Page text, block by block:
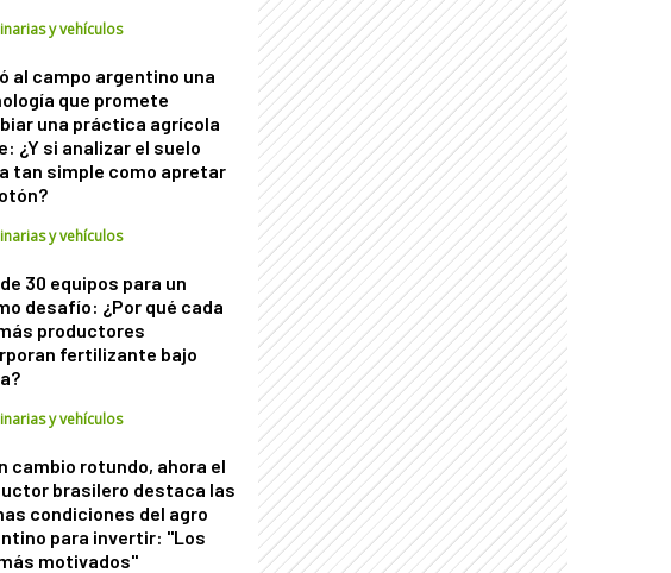
y vehículos
al campo argentino una
que promete
una práctica agrícola
¿Y si analizar el suelo
tan simple como apretar
y vehículos
30 equipos para un
desafío: ¿Por qué cada
productores
fertilizante bajo
y vehículos
cambio rotundo, ahora el
brasilero destaca las
condiciones del agro
para invertir: "Los
motivados"